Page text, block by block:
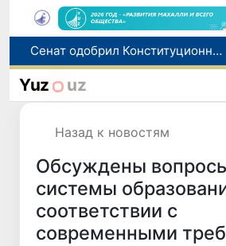
Сенат одобрил Конституционный закон о правовом статусе Администрации Президента Республики Узбекистан
В Ташкенте задержали подозреваемых в распространении крупной партии наркотиков
Yuz uz
Назад к новостям
Обсуждены
системы
соответствии с
современными